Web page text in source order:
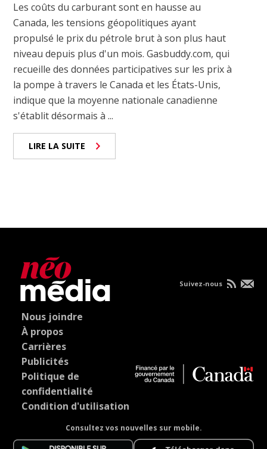
Les coûts du carburant sont en hausse au
Canada, les tensions géopolitiques ayant
propulsé le prix du pétrole brut à son plus haut
niveau depuis plus d'un mois. Gasbuddy.com, qui
recueille des données participatives sur les prix à
la pompe à travers le Canada et les États-Unis,
indique que la moyenne nationale canadienne
s'établit désormais à ...
LIRE LA SUITE
Nous joindre
À propos
Carrières
Publicités
Politique de
confidentialité
Condition d'utilisation
Consultez vos nouvelles sur mobile.
Suivez-nous